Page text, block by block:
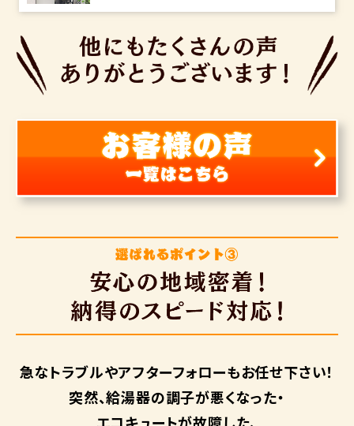
急なトラブルやアフターフォローもお任せ下さい！
突然、給湯器の調子が悪くなった・
エコキュートが故障した、